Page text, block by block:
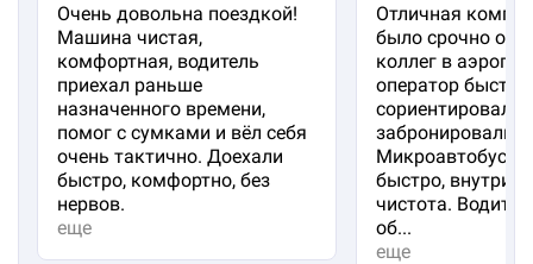
Очень довольна поездкой!
Машина чистая,
комфортная, водитель
приехал раньше
назначенного времени,
помог с сумками и вёл себя
очень тактично. Доехали
быстро, комфортно, без
нервов.
еще
Отличная
было срочно
коллег в
оператор быстро
сориентировал и
забронировали
Микроавтобус
быстро, внутри
чистота.
об...
еще